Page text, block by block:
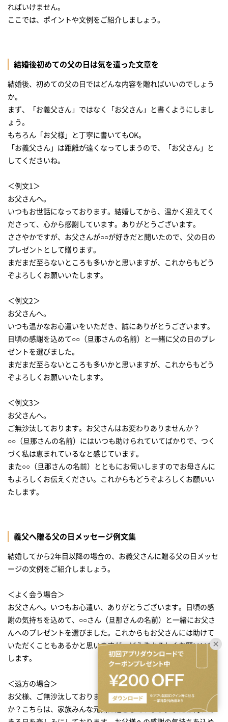
ればいけません。
ここでは、ポイントや文例をご紹介しましょう。
結婚後初めての父の日は気を遣った文章を
結婚後、初めての父の日ではどんな内容を贈ればいいのでしょう
か。
まず、「お義父さん」ではなく「お父さん」と書くようにしまし
ょう。
もちろん「お父様」と丁寧に書いてもOK。
「お義父さん」は距離が遠くなってしまうので、「お父さん」と
してくださいね。
＜例文1＞
お父さんへ。
いつもお世話になっております。結婚してから、温かく迎えてく
ださって、心から感謝しています。ありがとうございます。
ささやかですが、お父さんが○○が好きだと聞いたので、父の日の
プレゼントとして贈ります。
まだまだ至らないところも多いかと思いますが、これからもどう
ぞよろしくお願いいたします。
＜例文2＞
お父さんへ。
いつも温かなお心遣いをいただき、誠にありがとうございます。
日頃の感謝を込めて○○（旦那さんの名前）と一緒に父の日のプレ
ゼントを選びました。
まだまだ至らないところも多いかと思いますが、これからもどう
ぞよろしくお願いいたします。
＜例文3＞
お父さんへ。
ご無沙汰しております。お父さんはお変わりありませんか？
○○（旦那さんの名前）にはいつも助けられていてばかりで、つく
づく私は恵まれているなと感じています。
また○○（旦那さんの名前）とともにお伺いしますのでお母さんに
もよろしくお伝えください。これからもどうぞよろしくお願いい
たします。
義父へ贈る父の日メッセージ例文集
結婚してから2年目以降の場合の、お義父さんに贈る父の日メッセ
ージの文例をご紹介しましょう。
＜よく会う場合＞
お父さんへ。いつもお心遣い、ありがとうございます。日頃の感
謝の気持ちを込めて、○○さん（旦那さんの名前）と一緒にお父さ
んへのプレゼントを選びました。これからもお父さんには助けて
いただくこともあるかと思いますが、どうぞよろしくお願いいた
します。
＜遠方の場合＞
お父様、ご無沙汰しております。体調などお変わりありません
か？こちらは、家族みんな元気に過ごしています。またお伺いで